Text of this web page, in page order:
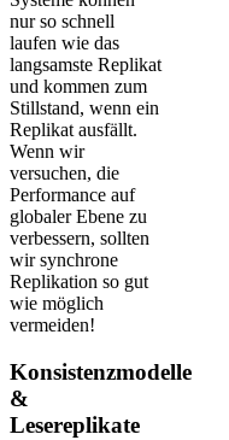
nur so schnell
laufen wie das
langsamste Replikat
und kommen zum
Stillstand, wenn ein
Replikat ausfällt.
Wenn wir
versuchen, die
Performance auf
globaler Ebene zu
verbessern, sollten
wir synchrone
Replikation so gut
wie möglich
vermeiden!
Konsistenzmodelle
&
Lesereplikate